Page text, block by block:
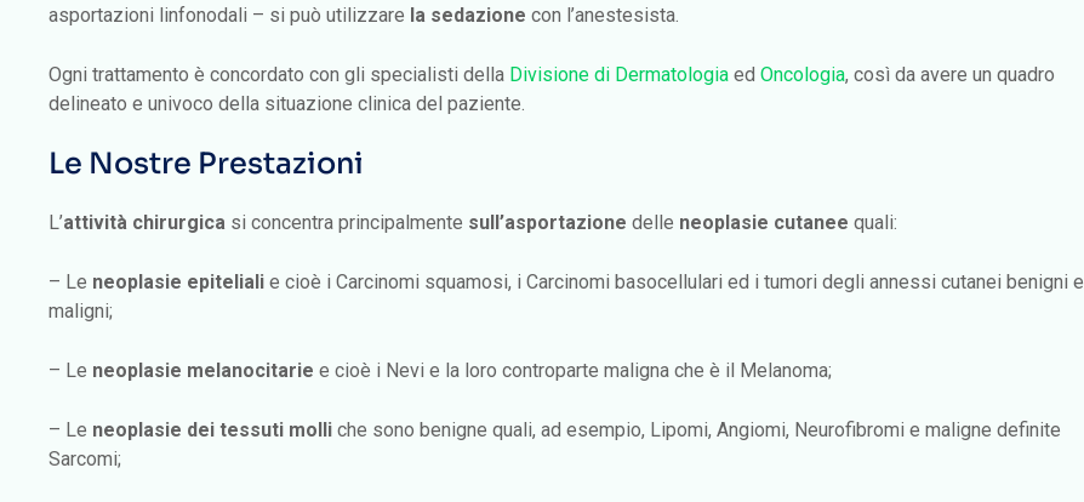
asportazioni linfonodali – si può utilizzare la sedazione con l’anestesista.
Ogni trattamento è concordato con gli specialisti della Divisione di Dermatologia ed Oncologia, così da avere un quadro
delineato e univoco della situazione clinica del paziente.
Le Nostre Prestazioni
L’attività chirurgica si concentra principalmente sull’asportazione delle neoplasie cutanee quali:
– Le neoplasie epiteliali e cioè i Carcinomi squamosi, i Carcinomi basocellulari ed i tumori degli annessi cutanei benigni e
maligni;
– Le neoplasie melanocitarie e cioè i Nevi e la loro controparte maligna che è il Melanoma;
– Le neoplasie dei tessuti molli che sono benigne quali, ad esempio, Lipomi, Angiomi, Neurofibromi e maligne definite
Sarcomi;